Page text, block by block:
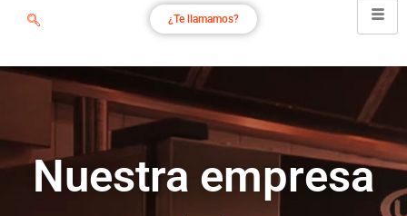
¿Te llamamos?
Nuestra empresa